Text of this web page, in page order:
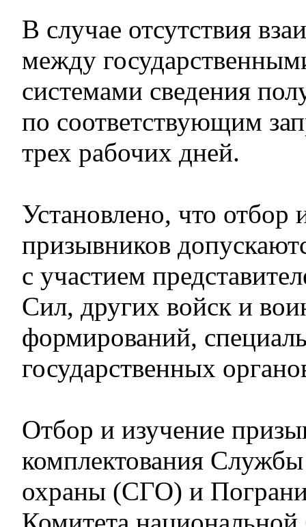
В случае отсутствия
между
системами сведения
по соответствующим
трех рабочих дней.
Установлено, что отбор
призывников
с участием
Сил, других войск и
формирований,
государственных
Отбор и изучение
комплектования Службы
охраны (СГО) и